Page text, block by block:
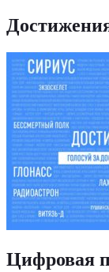
Цифровая